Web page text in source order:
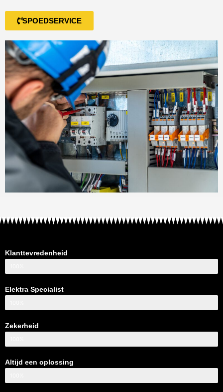
SPOEDSERVICE
Klanttevredenheid
Elektra Specialist
Zekerheid
Altijd een oplossing